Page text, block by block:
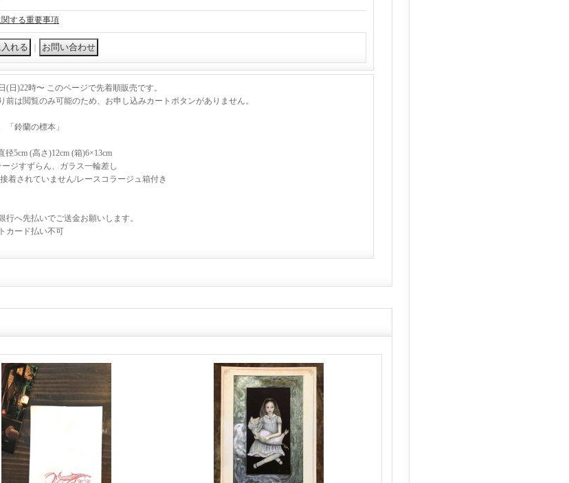
する重要事項
(日)22時〜 このページで先着順販売です。
前は閲覧のみ可能のため、お申し込みカートボタンがありません。
鈴蘭の標本」
径5cm (高さ)12cm (箱)6×13cm
ジすずらん、ガラス一輪差し
着されていません/レースコラージュ箱付き
行へ先払いでご送金お願いします。
カード払い不可